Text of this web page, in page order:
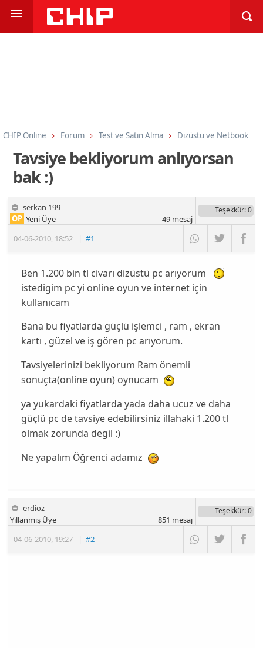
CHIP Online Forum Test ve Satın Alma Dizüstü ve Netbook
Tavsiye bekliyorum anlıyorsan
bak :)
serkan 199
04-06-2010, 18:52 |#1
OP Yeni Üye
Teşekkür: 0
49mesaj
Ben 1.200 bin tl civarı dizüstü pc arıyorum
istedigim pc yi online oyun ve internet için
kullanıcam
Bana bu fiyatlarda güçlü işlemci , ram , ekran
kartı , güzel ve iş gören pc arıyorum.
Tavsiyelerinizi bekliyorum Ram önemli
sonuçta(online oyun) oynucam
ya yukardaki fiyatlarda yada daha ucuz ve daha
güçlü pc de tavsiye edebilirsiniz illahaki 1.200 tl
olmak zorunda degil :)
Ne yapalım Öğrenci adamız
erdioz
04-06-2010, 19:27 |#2
Yıllanmış Üye
Teşekkür: 0
851 mesaj